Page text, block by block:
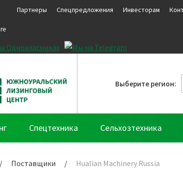
Партнеры Спецпредложения Инвесторам
Выберите регион:
Спецтехника Сельхозтехника
/ Поставщики / Hualian Machinery Russia